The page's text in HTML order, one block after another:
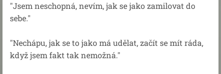
"Jsem neschopná, nevím, jak se jako zamilovat do
sebe."
"Nechápu, jak se to jako má udělat, začít se mít ráda,
když jsem fakt tak nemožná."